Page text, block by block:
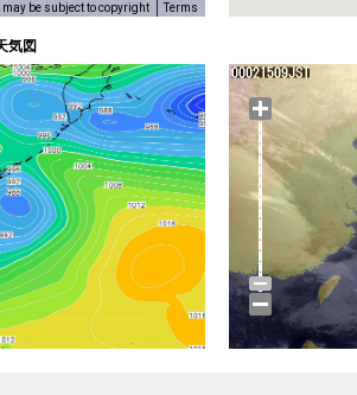
may be subject to copyright Terms
気図